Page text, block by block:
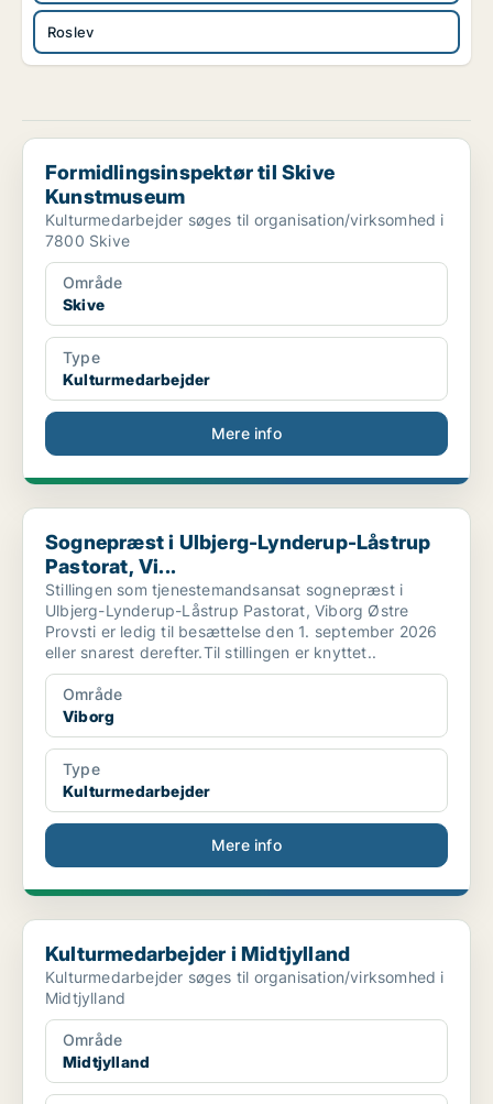
Roslev
Formidlingsinspektør til Skive Kunstmuseum
Formidlingsinspektør til Skive
Kunstmuseum
Kulturmedarbejder søges til organisation/virksomhed i
7800 Skive
Område
Skive
Type
Kulturmedarbejder
Mere info
Sognepræst i Ulbjerg-Lynderup-Låstrup Pastorat, Vi...
Sognepræst i Ulbjerg-Lynderup-Låstrup
Pastorat, Vi...
Stillingen som tjenestemandsansat sognepræst i
Ulbjerg-Lynderup-Låstrup Pastorat, Viborg Østre
Provsti er ledig til besættelse den 1. september 2026
eller snarest derefter.Til stillingen er knyttet..
Område
Viborg
Type
Kulturmedarbejder
Mere info
Kulturmedarbejder i Midtjylland
Kulturmedarbejder i Midtjylland
Kulturmedarbejder søges til organisation/virksomhed i
Midtjylland
Område
Midtjylland